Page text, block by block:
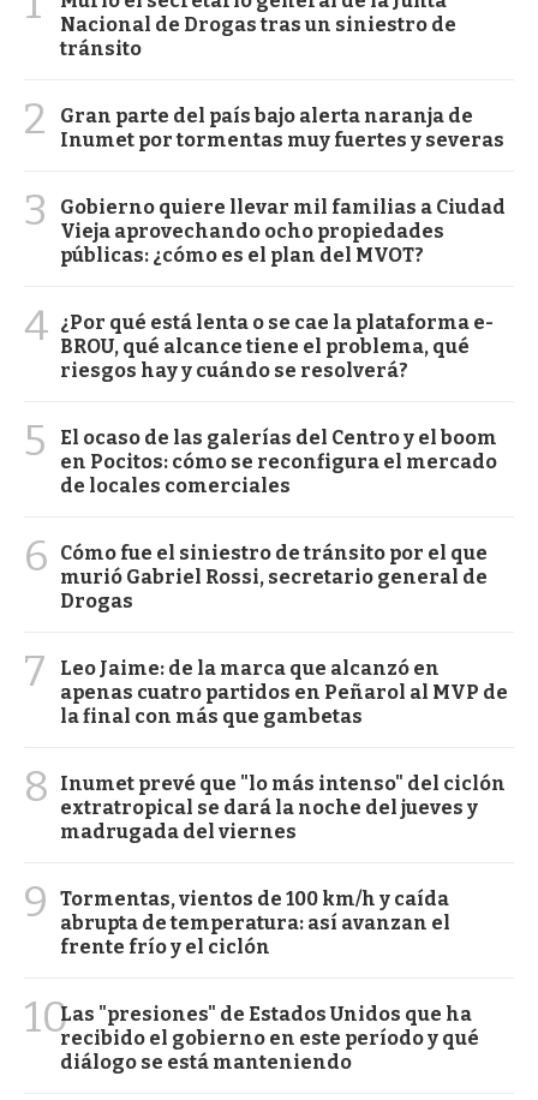
Nacional de Drogas tras un siniestro de
tránsito
2
Gran parte del país bajo alerta naranja de
Inumet por tormentas muy fuertes y severas
3
Gobierno quiere llevar mil familias a Ciudad
Vieja aprovechando ocho propiedades
públicas: ¿cómo es el plan del MVOT?
4 ¿Por qué está lenta o se cae la plataforma e-
BROU, qué alcance tiene el problema, qué
riesgos hay y cuándo se resolverá?
5
El ocaso de las galerías del Centro y el boom
en Pocitos: cómo se reconfigura el mercado
de locales comerciales
6
Cómo fue el siniestro de tránsito por el que
murió Gabriel Rossi, secretario general de
Drogas
7
Leo Jaime: de la marca que alcanzó en
apenas cuatro partidos en Peñarol al MVP de
la final con más que gambetas
8
Inumet prevé que "lo más intenso" del ciclón
extratropical se dará la noche del jueves y
madrugada del viernes
9
Tormentas, vientos de 100 km/h y caída
abrupta de temperatura: así avanzan el
frente frío y el ciclón
10Las "presiones" de Estados Unidos que ha
recibido el gobierno en este período y qué
diálogo se está manteniendo